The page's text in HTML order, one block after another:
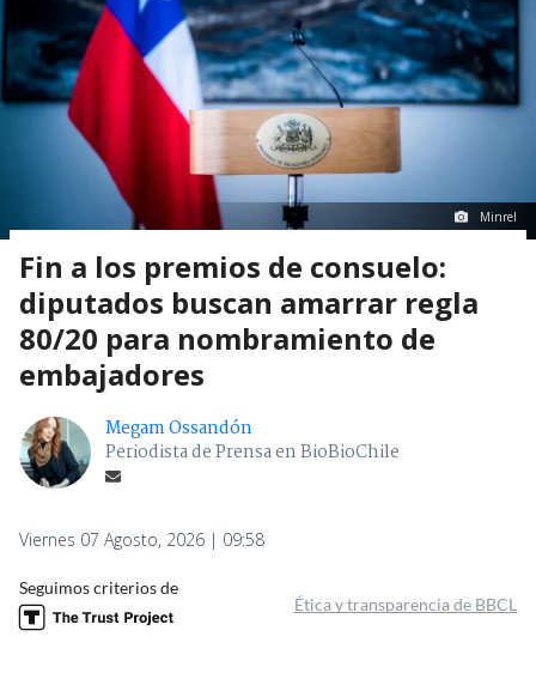
Minrel
Fin a los premios de consuelo:
diputados buscan amarrar regla
80/20 para nombramiento de
embajadores
Megam Ossandón
Periodista de Prensa en BioBioChile
Viernes 07 Agosto, 2026 | 09:58
Seguimos criterios de
Ética y transparencia de BBCL